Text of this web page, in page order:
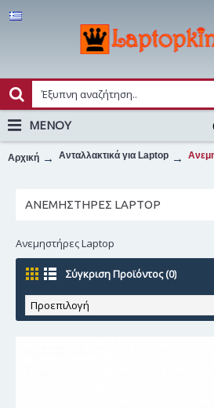
MENOY
Αρχική Ανταλλακτικά για Laptop
ΑΝΕΜΗΣΤΉΡΕΣ LAPTOP
Ανεμηστήρες Laptop
Σύγκριση Προϊόντος (0)